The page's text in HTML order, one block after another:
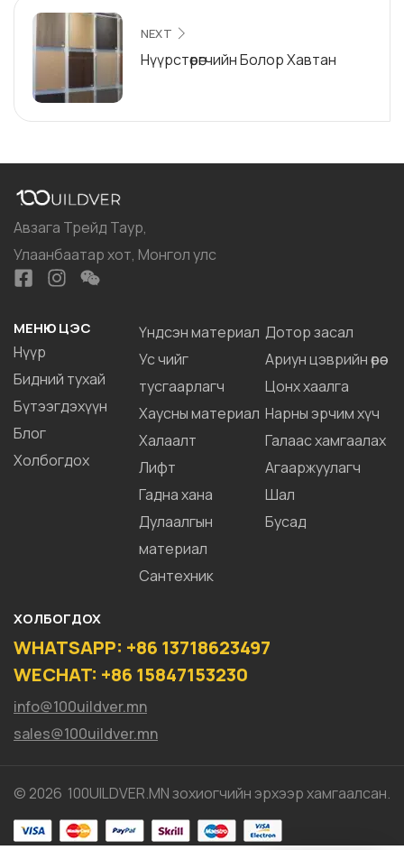
NEXT
Нүүрстөрөгчийн Болор Хавтан
Авзага Трейд Таур,
Улаанбаатар хот, Монгол улс
МЕНЮ ЦЭС
Нүүр
Бидний тухай
Бүтээгдэхүүн
Блог
Холбогдох
Үндсэн материал
Ус чийг
тусгаарлагч
Хаусны материал
Халаалт
Лифт
Гадна хана
Дулаалгын
материал
Сантехник
Дотор засал
Ариун цэврийн өрөө
Цонх хаалга
Нарны эрчим хүч
Галаас хамгаалах
Агааржуулагч
Шал
Бусад
ХОЛБОГДОХ
WHATSAPP: +86 13718623497
WECHAT: +86 15847153230
info@100uildver.mn
sales@100uildver.mn
© 2026 100UILDVER.MN зохиогчийн эрхээр хамгаалсан.